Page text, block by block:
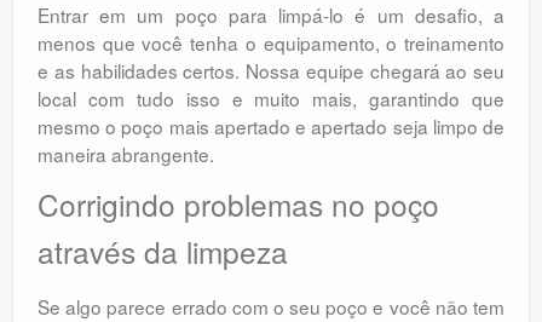
Entrar em um poço para limpá-lo é um desafio, a
menos que você tenha o equipamento, o treinamento
e as habilidades certos. Nossa equipe chegará ao seu
local com tudo isso e muito mais, garantindo que
mesmo o poço mais apertado e apertado seja limpo de
maneira abrangente.
Corrigindo problemas no poço
através da limpeza
Se algo parece errado com o seu poço e você não tem